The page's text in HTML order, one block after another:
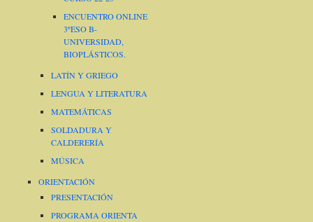
ENCUENTRO ONLINE
3ºESO B-
UNIVERSIDAD,
BIOPLÁSTICOS.
LATÍN Y GRIEGO
LENGUA Y LITERATURA
MATEMÁTICAS
SOLDADURA Y
CALDERERÍA
MÚSICA
ORIENTACIÓN
PRESENTACIÓN
PROGRAMA ORIENTA